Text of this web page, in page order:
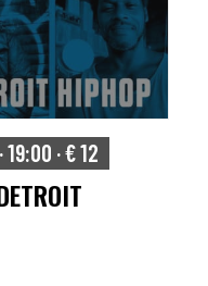
19:00 · € 12